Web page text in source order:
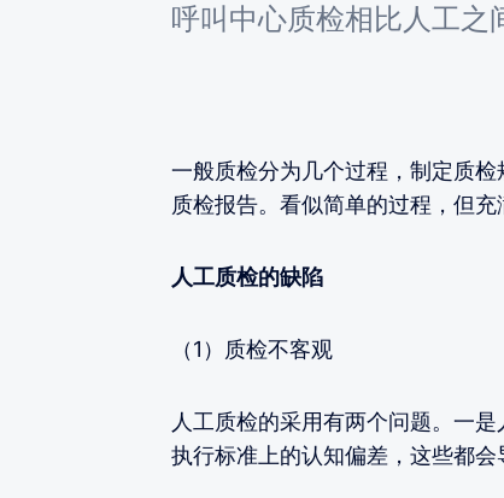
呼叫中心质检相比人工之
一般质检分为几个过程，制定质
质检报告。看似简单的过程，但充
人工质检的缺陷
（1）质检不客观
人工质检的采用有两个问题。一
执行标准上的认知偏差，这些都会